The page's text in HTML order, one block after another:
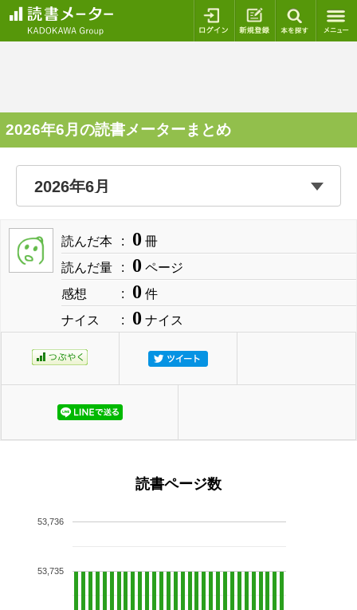
ログイン 新規登録
2026年6月の読書メーターまとめ
読んだ本 0 冊
読んだ量
0 ページ
感想
0 件
ナイス
0 ナイス
読書ページ数
53,735
53,736